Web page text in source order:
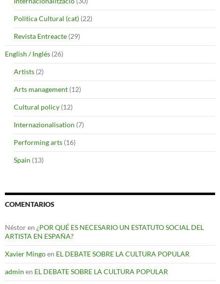
Politica Cultural (cat) (22)
Revista Entreacte (29)
English / Inglés (26)
Artists (2)
Arts management (12)
Cultural policy (12)
Internazionalisation (7)
Performing arts (16)
Spain (13)
COMENTARIOS
Néstoren ¿POR QUÉ ES NECESARIO UN ESTATUTO SOCIAL DEL
ARTISTA EN ESPAÑA?
Xavier Mingoen EL DEBATE SOBRE LA CULTURA POPULAR
admin en EL DEBATE SOBRE LA CULTURA POPULAR